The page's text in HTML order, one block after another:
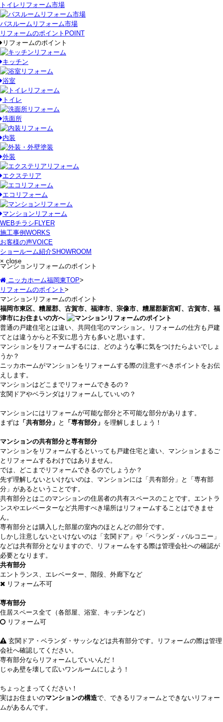
トイレリフォーム市場
バスルームリフォーム市場
リフォームのポイント POINT
リフォームのポイント
キッチン
浴室
トイレ
洗面所
内装
外装
エクステリア
エコリフォーム
マンションリフォーム
WEBチラシ FLYER
施工事例 WORKS
お客様の声VOICE
ショールーム紹介SHOWROOM
× close
マンションリフォームのポイント
ニッカホーム福岡東TOP>
リフォームのポイント >
マンションリフォームのポイント
福岡市東区、糟屋郡、古賀市、福津市、宗像市、糟屋郡新宮町、古賀市、福
津市にお住まいの方へ
普通の戸建住宅とは違い、共同住宅のマンション。リフォームの仕方も戸建
てとは違うからと不安に思う方も多いと思います。
マンションをリフォームするには、どのような事に気をつけたらよいでしょ
うか？
ニッカホームがマンションをリフォームする際の注意すべきポイントをお伝
えします。
マンションはどこまでリフォームできるの？
玄関ドアやベランダはリフォームしていいの？
マンションにはリフォームが可能な部分と不可能な部分があります。
まずは 「共有部分」 と 「専有部分」 を理解しましょう！
マンションの共有部分と専有部分
マンションをリフォームするといっても戸建住宅と違い、マンションまるご
とリフォームするわけではありません。
では、どこまでリフォームできるのでしょうか？
先ず理解しないといけないのは、マンションには「共有部分」と「専有部
分」があるということです。
共有部分とはこのマンションの住居者の共有スペースのことです。エントラ
ンスやエレベーターなど共用すべき場所はリフォームすることはできませ
ん。
専有部分とは購入した部屋の室内のほとんどの部分です。
しかし注意しないといけないのは「玄関ドア」や「ベランダ・バルコニー」
などは共有部分となりますので、リフォームをする際は管理会社への確認が
必要となります。
共有部分
エントランス、エレベーター、階段、外廊下など
リフォーム不可
専有部分
住居スペース全て（各部屋、浴室、キッチンなど）
リフォーム可
玄関ドア・ベランダ・サッシなどは共有部分です。リフォームの際は管理
会社へ確認してください。
専有部分ならリフォームしていいんだ！
じゃあ壁を壊して広いワンルームにしよう！
ちょっとまってください！
実はお住まいのマンションの構造で、できるリフォームとできないリフォー
ムがあるんです。